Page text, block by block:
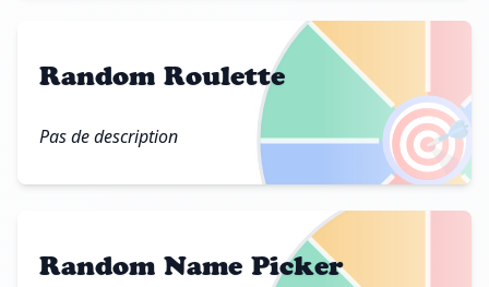
🎯
Random Roulette
Pas de description
Random Name Picker